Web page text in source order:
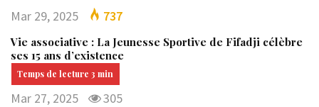
Mar 29, 2025 737
Vie associative : La Jeunesse Sportive de Fifadji célèbre
ses 15 ans d’existence
Mar 27, 2025 305